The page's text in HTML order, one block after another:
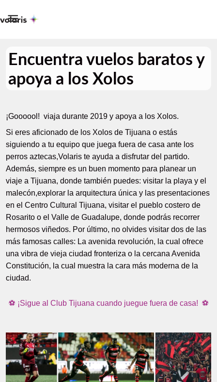

Encuentra vuelos baratos y
apoya a los Xolos
¡Goooool! viaja durante 2019 y apoya a los Xolos.
Si eres aficionado de los Xolos de Tijuana o estás
siguiendo a tu equipo que juega fuera de casa ante los
perros aztecas,Volaris te ayuda a disfrutar del partido.
Además, siempre es un buen momento para planear un
viaje a Tijuana, donde también puedes: visitar la playa y el
malecón,explorar la arquitectura única y las presentaciones
en el Centro Cultural Tijuana, visitar el pueblo costero de
Rosarito o el Valle de Guadalupe, donde podrás recorrer
hermosos viñedos. Por último, no olvides visitar dos de las
más famosas calles: La avenida revolución, la cual ofrece
una vibra de vieja ciudad fronteriza o la cercana Avenida
Constitución, la cual muestra la cara más moderna de la
ciudad.
⚽ ¡Sigue al Club Tijuana cuando juegue fuera de casa! ⚽